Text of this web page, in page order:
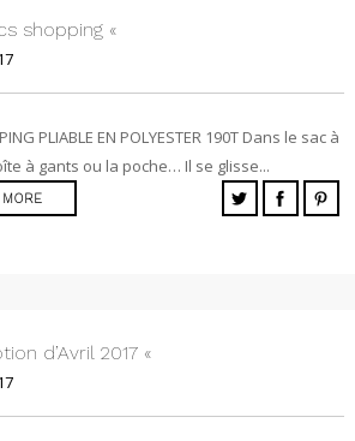
shopping «
PLIABLE EN POLYESTER 190T Dans le sac à
à gants ou la poche… Il se glisse...
d’Avril 2017 «